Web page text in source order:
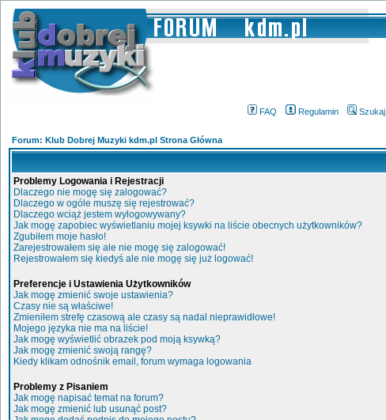
FAQ Regulamin Szukaj
Forum: Klub Dobrej Muzyki kdm.pl Strona Główna
Problemy Logowania i Rejestracji
Dlaczego nie mogę się zalogować?
Dlaczego w ogóle muszę się rejestrować?
Dlaczego wciąż jestem wylogowywany?
Jak mogę zapobiec wyświetlaniu mojej ksywki na liście obecnych użytkowników?
Zgubiłem moje hasło!
Zarejestrowałem się ale nie mogę się zalogować!
Rejestrowałem się kiedyś ale nie mogę się już logować!
Preferencje i Ustawienia Użytkowników
Jak mogę zmienić swoje ustawienia?
Czasy nie są właściwe!
Zmieniłem strefę czasową ale czasy są nadal nieprawidłowe!
Mojego języka nie ma na liście!
Jak mogę wyświetlić obrazek pod moją ksywką?
Jak mogę zmienić swoją rangę?
Kiedy klikam odnośnik email, forum wymaga logowania
Problemy z Pisaniem
Jak mogę napisać temat na forum?
Jak mogę zmienić lub usunąć post?